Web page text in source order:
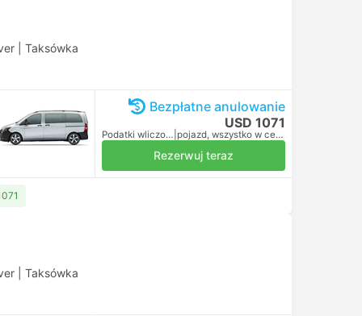
Taksówka
Bezpłatne anulowanie
USD 1071
Podatki wliczone pojazd, wszystko w cenie
Rezerwuj teraz
Taksówka